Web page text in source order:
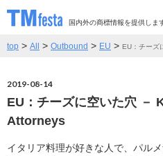
国内外の商標情報を提供しま
SEMINAR/EVENT
ABOUT
CONTRIBUTORS
top > All > Outbound > EU > EU：チーズ
2019-08-14
EU：チーズに空いた穴 －
Attorneys
イタリア料理が好きな人で、パル